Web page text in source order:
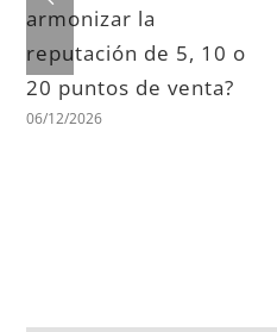
armonizar la
reputación de 5, 10 o
20 puntos de venta?
06/12/2026